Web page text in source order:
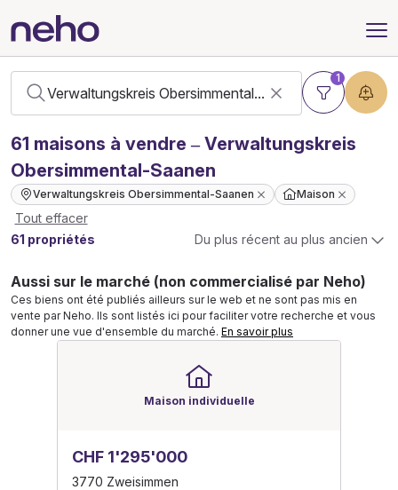
1
61 maisons à vendre – Verwaltungskreis
Obersimmental-Saanen
Verwaltungskreis Obersimmental-Saanen Maison
Tout effacer
61 propriétés
Du plus récent au plus ancien
Aussi sur le marché (non commercialisé par Neho)
Ces biens ont été publiés ailleurs sur le web et ne sont pas mis en
vente par Neho. Ils sont listés ici pour faciliter votre recherche et vous
donner une vue d'ensemble du marché. En savoir plus
Maison individuelle
CHF 1'295'000
3770 Zweisimmen